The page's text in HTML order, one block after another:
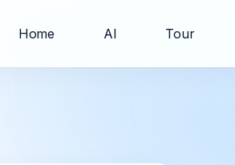
Home AI Tour